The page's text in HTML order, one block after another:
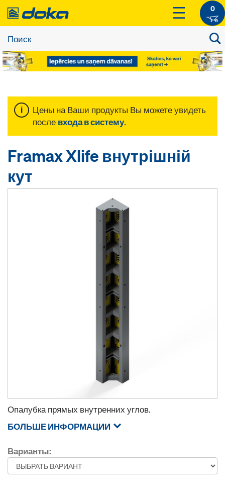
0
Цены на Ваши продукты Вы можете увидеть
после входа в систему.
Framax Xlife внутрішній
кут
Опалубка прямых внутренних углов.
БОЛЬШЕ ИНФОРМАЦИИ
Варианты: